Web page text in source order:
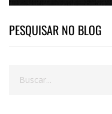
PESQUISAR NO BLOG